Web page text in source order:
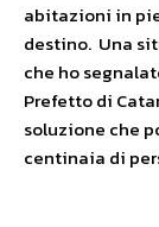
abitazioni in
destino. Una
che ho
Prefetto di
soluzione che
centinaia di